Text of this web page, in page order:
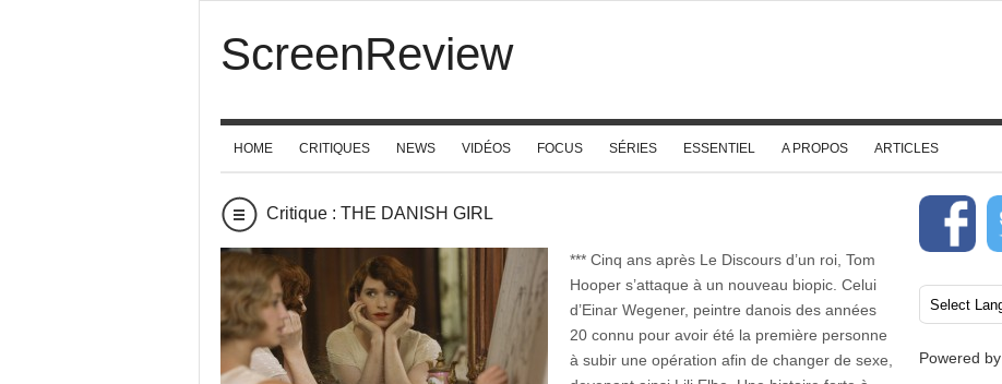
ScreenReview
HOME CRITIQUES NEWS VIDÉOS FOCUS SÉRIES ESSENTIEL A PROPOS ARTICLES
Critique : THE DANISH GIRL
*** Cinq ans après Le Discours d’un roi, Tom
Hooper s’attaque à un nouveau biopic. Celui
d’Einar Wegener, peintre danois des années
20 connu pour avoir été la première personne
à subir une opération afin de changer de sexe,
Powered by